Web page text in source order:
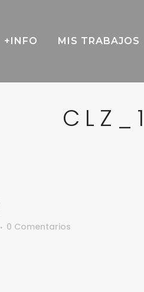
+INFO MIS TRABAJOS
0 Comentarios